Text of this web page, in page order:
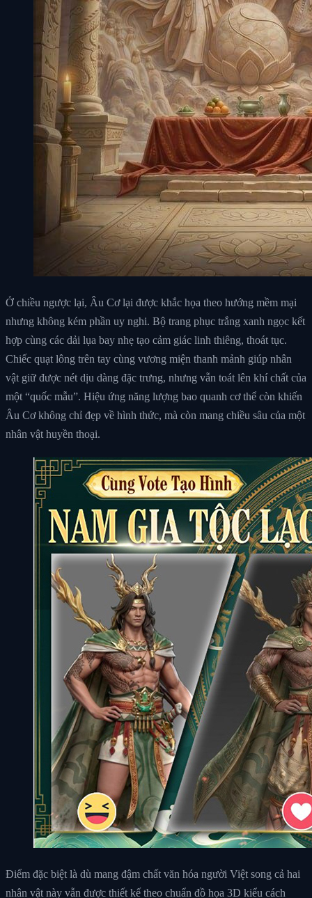
Ở chiều ngược lại, Âu Cơ lại được khắc họa theo hướng mềm mại
nhưng không kém phần uy nghi. Bộ trang phục trắng xanh ngọc kết
hợp cùng các dải lụa bay nhẹ tạo cảm giác linh thiêng, thoát tục.
Chiếc quạt lông trên tay cùng vương miện thanh mảnh giúp nhân
vật giữ được nét dịu dàng đặc trưng, nhưng vẫn toát lên khí chất của
một “quốc mẫu”. Hiệu ứng năng lượng bao quanh cơ thể còn khiến
Âu Cơ không chỉ đẹp về hình thức, mà còn mang chiều sâu của một
nhân vật huyền thoại.
Điểm đặc biệt là dù mang đậm chất văn hóa người Việt song cả hai
nhân vật này vẫn được thiết kế theo chuẩn đồ họa 3D kiểu cách